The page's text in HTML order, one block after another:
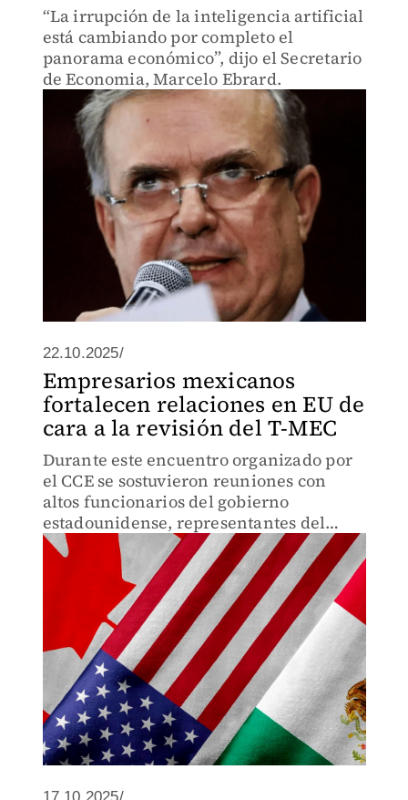
“La irrupción de la inteligencia artificial
está cambiando por completo el
panorama económico”, dijo el Secretario
de Economia, Marcelo Ebrard.
22.10.2025/
Empresarios mexicanos
fortalecen relaciones en EU de
cara a la revisión del T-MEC
Durante este encuentro organizado por
el CCE se sostuvieron reuniones con
altos funcionarios del gobierno
estadounidense, representantes del
sector privado, legisladores y centros de
pensamiento